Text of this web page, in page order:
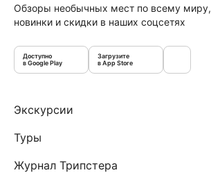
Обзоры необычных мест по всему миру,
новинки и скидки в наших соцсетях
Доступно
в Google Play
Загрузите
в App Store
Экскурсии
Туры
Журнал Трипстера